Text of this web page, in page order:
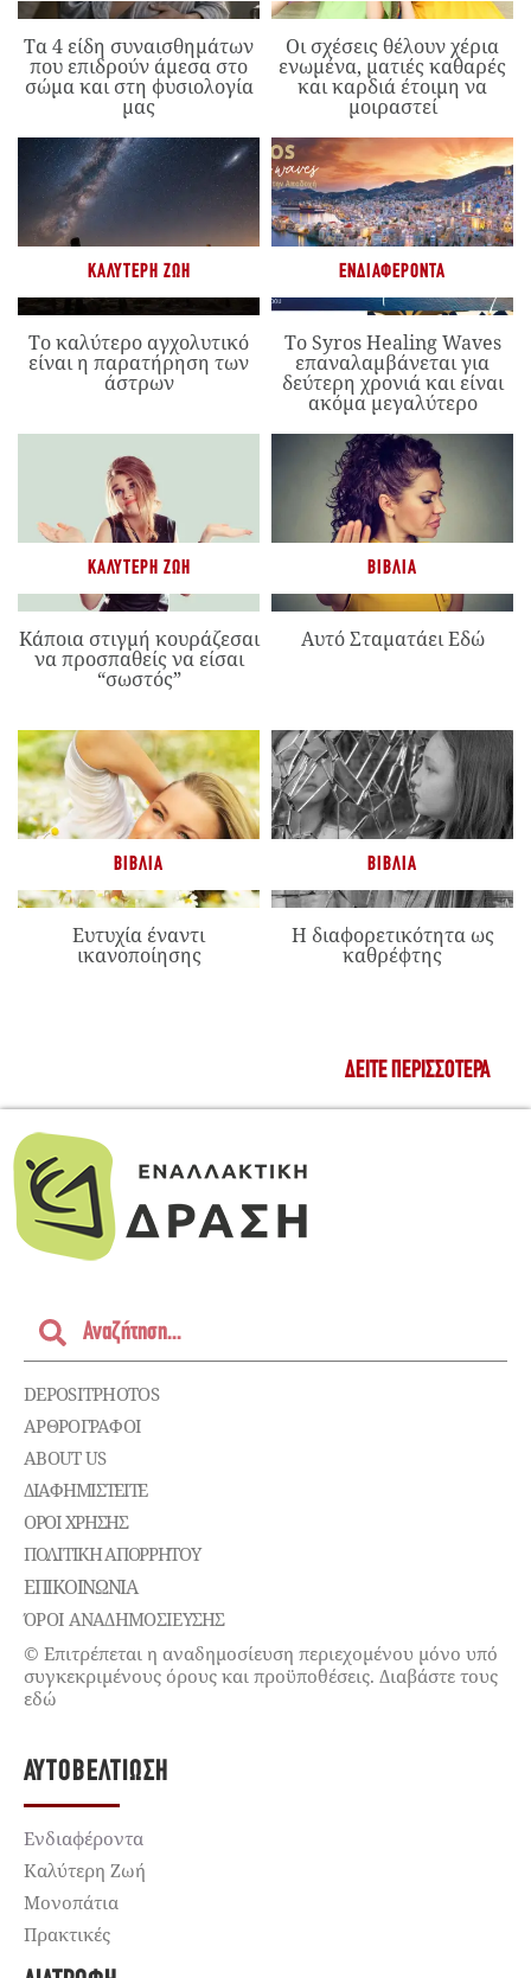
Τα 4 είδη συναισθημάτων
που επιδρούν άμεσα στο
σώμα και στη φυσιολογία
μας
Οι σχέσεις θέλουν χέρια
ενωμένα, ματιές καθαρές
και καρδιά έτοιμη να
μοιραστεί
ΚΑΛΎΤΕΡΗ ΖΩΉ
Το καλύτερο αγχολυτικό
είναι η παρατήρηση των
άστρων
ΕΝΔΙΑΦΈΡΟΝΤΑ
Το Syros Healing Waves
επαναλαμβάνεται για
δεύτερη χρονιά και είναι
ακόμα μεγαλύτερο
ΚΑΛΎΤΕΡΗ ΖΩΉ
Κάποια στιγμή κουράζεσαι
να προσπαθείς να είσαι
“σωστός”
ΒΙΒΛΊΑ
Αυτό Σταματάει Εδώ
ΒΙΒΛΊΑ
Ευτυχία έναντι
ικανοποίησης
ΒΙΒΛΊΑ
Η διαφορετικότητα ως
καθρέφτης
ΔΕΊΤΕ ΠΕΡΙΣΣΌΤΕΡΑ
DEPOSITPHOTOS
ΑΡΘΡΟΓΡΑΦΟΙ
ABOUT US
ΔΙΑΦΗΜΙΣΤΕΊΤΕ
ΌΡΟΙ ΧΡΉΣΗΣ
ΠΟΛΙΤΙΚΉ ΑΠΟΡΡΉΤΟΥ
ΕΠΙΚΟΙΝΩΝΊΑ
ΌΡΟΙ ΑΝΑΔΗΜΟΣΙΕΥΣΗΣ
© Επιτρέπεται η αναδημοσίευση περιεχομένου μόνο υπό
συγκεκριμένους όρους και προϋποθέσεις. Διαβάστε τους
εδώ
ΑΥΤΟΒΕΛΤΊΩΣΗ
Ενδιαφέροντα
Καλύτερη Ζωή
Μονοπάτια
Πρακτικές